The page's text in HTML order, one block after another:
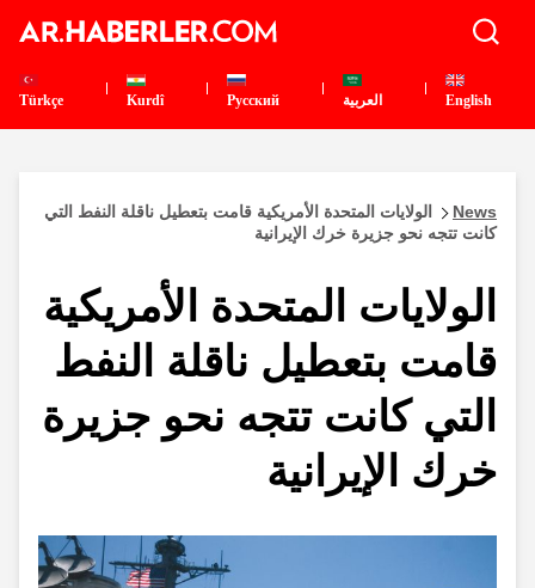
English العربية Pусский
Kurdî
Türkçe
News
الولايات المتحدة الأمريكية قامت بتعطيل ناقلة النفط التي
كانت تتجه نحو جزيرة خرك الإيرانية
الولايات المتحدة الأمريكية
قامت بتعطيل ناقلة النفط
التي كانت تتجه نحو جزيرة
خرك الإيرانية